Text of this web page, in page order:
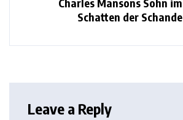
Charles Mansons Sohn im
Schatten der Schande
Leave a Reply